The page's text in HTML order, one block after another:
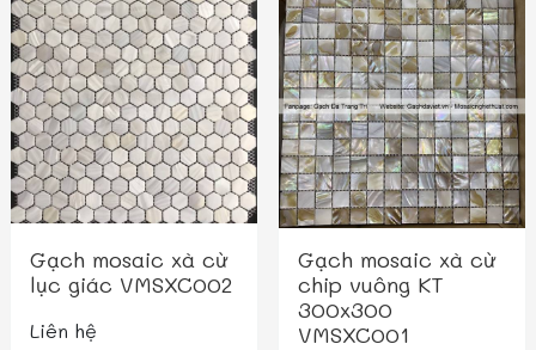
Gạch mosaic xà cừ
lục giác VMSXC002
Liên hệ
Gạch mosaic xà cừ
chip vuông KT
300x300
VMSXC001